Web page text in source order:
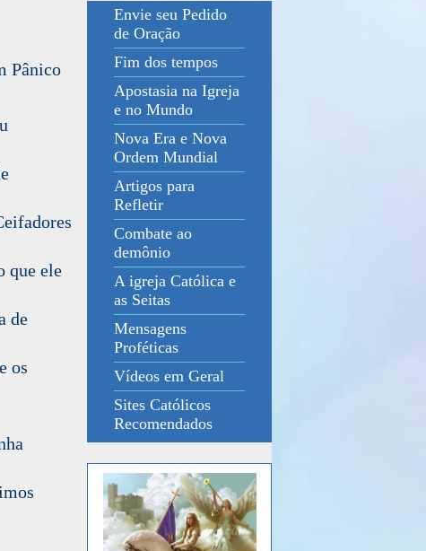
Pânico
que ele
de
os
Envie seu Pedido
de Oração
Fim dos tempos
Apostasia na Igreja
e no Mundo
Nova Era e Nova
Ordem Mundial
Artigos para
Refletir
Combate ao
demônio
A igreja Católica e
as Seitas
Mensagens
Proféticas
Vídeos em Geral
Sites Católicos
Recomendados